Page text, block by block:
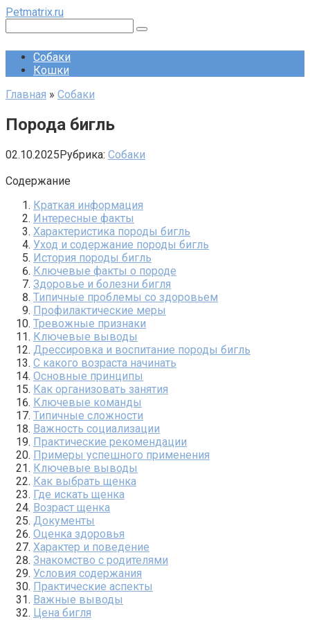
Перейти
контенту
Petmatrix.ru
Собаки
Кошки
Главная » Собаки
Порода бигль
02.10.2025Рубрика: Собаки
Содержание
Краткая информация
Интересные факты
Характеристика породы бигль
Уход и содержание породы бигль
История породы бигль
Ключевые факты о породе
Здоровье и болезни бигля
Типичные проблемы со здоровьем
Профилактические меры
Тревожные признаки
Ключевые выводы
Дрессировка и воспитание породы бигль
С какого возраста начинать
Основные принципы
Как организовать занятия
Ключевые команды
Типичные сложности
Важность социализации
Практические рекомендации
Примеры успешного применения
Ключевые выводы
Как выбрать щенка
Где искать щенка
Возраст щенка
Документы
Оценка здоровья
Характер и поведение
Знакомство с родителями
Условия содержания
Практические аспекты
Важные выводы
Цена бигля